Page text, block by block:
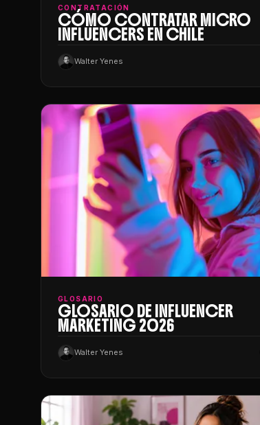
CONTRATACIÓN
CÓMO CONTRATAR MICRO
INFLUENCERS EN CHILE
Walter Yenes
GLOSARIO
GLOSARIO DE INFLUENCER
MARKETING 2026
Walter Yenes